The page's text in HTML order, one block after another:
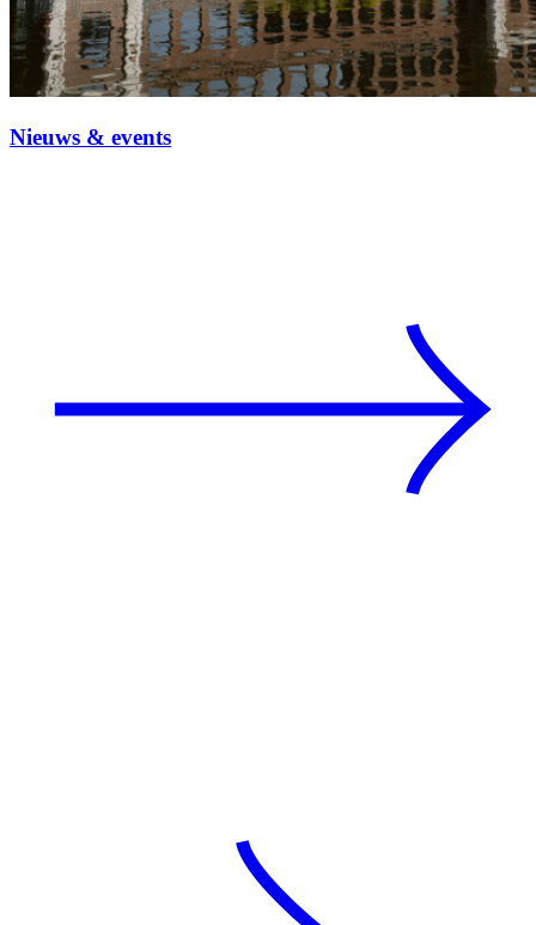
Nieuws & events